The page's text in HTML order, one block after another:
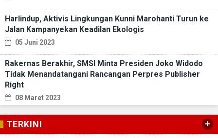
Harlindup, Aktivis Lingkungan Kunni Marohanti Turun ke
Jalan Kampanyekan Keadilan Ekologis
05 Juni 2023
Rakernas Berakhir, SMSI Minta Presiden Joko Widodo
Tidak Menandatangani Rancangan Perpres Publisher
Right
08 Maret 2023
TERKINI +